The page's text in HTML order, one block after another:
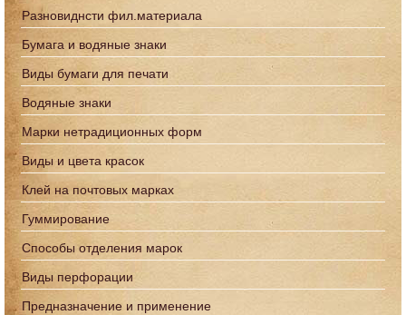
Разновиднсти фил.материала
Бумага и водяные знаки
Виды бумаги для печати
Водяные знаки
Марки нетрадиционных форм
Виды и цвета красок
Клей на почтовых марках
Гуммирование
Способы отделения марок
Виды перфорации
Предназначение и применение